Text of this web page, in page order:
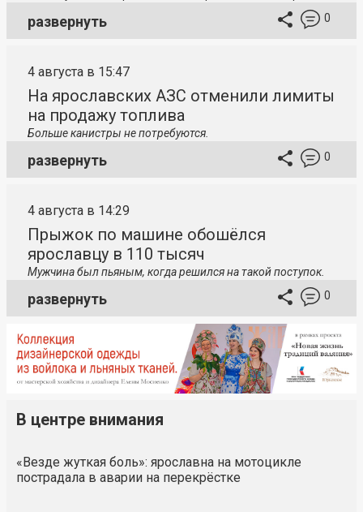
развернуть 0
4 августа в 15:47
На ярославских АЗС отменили лимиты
на продажу топлива
Больше канистры не потребуются.
развернуть 0
4 августа в 14:29
Прыжок по машине обошёлся
ярославцу в 110 тысяч
Мужчина был пьяным, когда решился на такой поступок.
развернуть 0
В центре внимания
«Везде жуткая боль»: ярославна на мотоцикле
пострадала в аварии на перекрёстке